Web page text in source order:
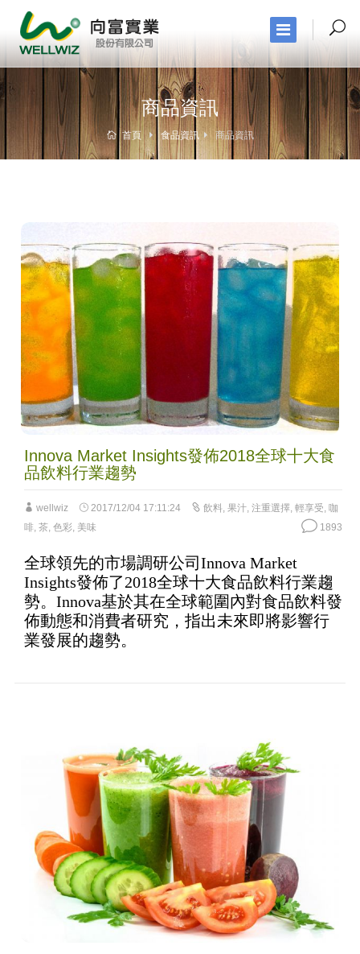
商品資訊
首頁 食品資訊 商品資訊
Innova Market Insights發佈2018全球十大食
品飲料行業趨勢
wellwiz 2017/12/04 17:11:24 飲料, 果汁, 注重選擇, 輕享受, 咖
啡, 茶, 色彩, 美味 1893
全球領先的市場調研公司Innova Market
Insights發佈了2018全球十大食品飲料行業趨
勢。Innova基於其在全球範圍內對食品飲料發
佈動態和消費者研究，指出未來即將影響行
業發展的趨勢。